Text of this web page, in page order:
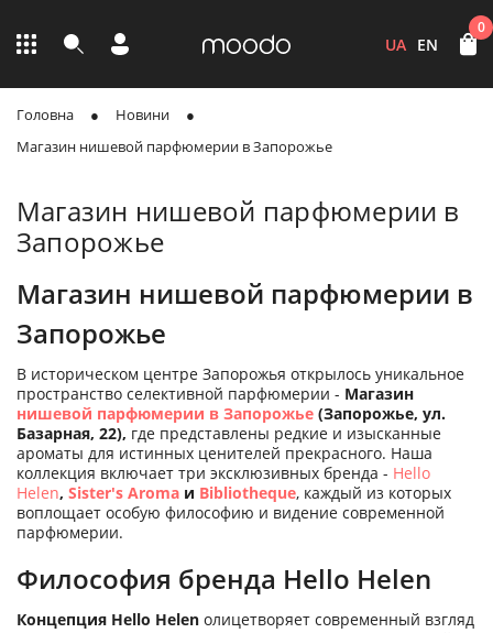
UA EN
0
Головна
Новини
Магазин нишевой парфюмерии в Запорожье
Магазин нишевой парфюмерии в
Запорожье
Магазин нишевой парфюмерии в
Запорожье
В историческом центре Запорожья открылось уникальное
пространство селективной парфюмерии - Магазин
нишевой парфюмерии в Запорожье (Запорожье, ул.
Базарная, 22), где представлены редкие и изысканные
ароматы для истинных ценителей прекрасного. Наша
коллекция включает три эксклюзивных бренда - Hello
Helen, Sister's Aroma и Bibliotheque, каждый из которых
воплощает особую философию и видение современной
парфюмерии.
Философия бренда Hello Helen
Концепция Hello Helen олицетворяет современный взгляд